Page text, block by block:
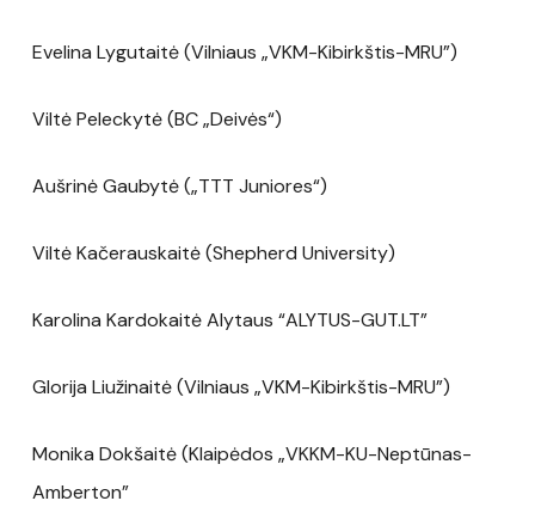
Evelina Lygutaitė (Vilniaus „VKM-Kibirkštis-MRU”)
Viltė Peleckytė (BC „Deivės“)
Aušrinė Gaubytė („TTT Juniores“)
Viltė Kačerauskaitė (Shepherd University)
Karolina Kardokaitė Alytaus “ALYTUS-GUT.LT”
Glorija Liužinaitė (Vilniaus „VKM-Kibirkštis-MRU”)
Monika Dokšaitė (Klaipėdos „VKKM-KU-Neptūnas-
Amberton”